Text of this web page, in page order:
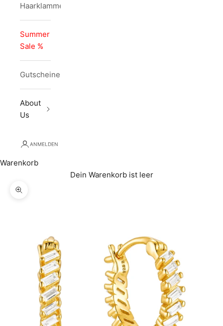
Haarklammern
Summer
Sale %
Gutscheine
About
Us
ANMELDEN
Warenkorb
Dein Warenkorb ist leer
Bild vergrößern